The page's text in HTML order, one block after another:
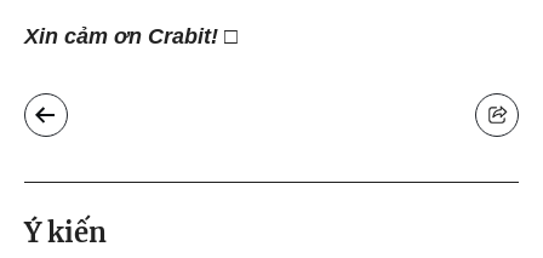
Xin cảm ơn Crabit! □
Ý kiến